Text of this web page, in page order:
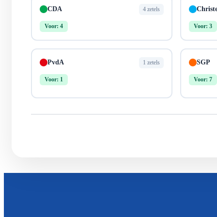
CDA 4 zetels
Voor: 4 Voor: 3
PvdA 1 zetels
Voor: 1
SGP
Voor: 7